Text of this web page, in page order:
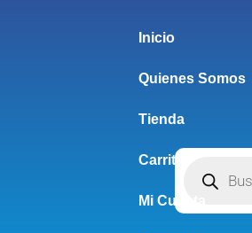
Inicio
Quienes Somos
Tienda
Carrito
Mi Cuenta